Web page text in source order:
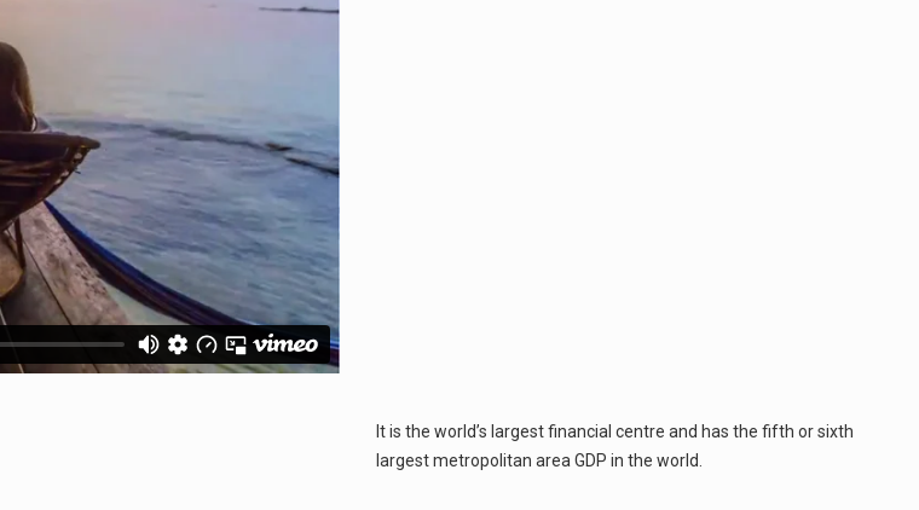
It is the world’s largest financial centre and has the fifth or sixth
largest metropolitan area GDP in the world.